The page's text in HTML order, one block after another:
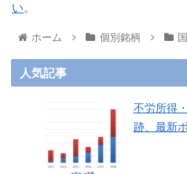
い。
ホーム 個別銘柄
人気記事
不労所得
跡、最新